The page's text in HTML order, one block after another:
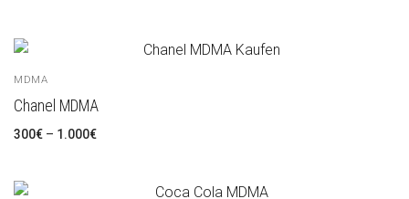
MDMA
Chanel MDMA
300€ – 1.000€